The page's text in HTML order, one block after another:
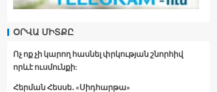
ՕՐՎԱ ՄԻՏՔԸ
Ոչ ոք չի կարող հասնել փրկության շնորհիվ
որևէ ուսմունքի:
Հերման Հեսսե․ «Սիդհարթա»